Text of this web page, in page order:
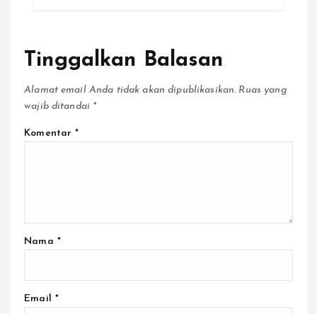
Tinggalkan Balasan
Alamat email Anda tidak akan dipublikasikan. Ruas yang
wajib ditandai *
Komentar*
Nama *
Email *